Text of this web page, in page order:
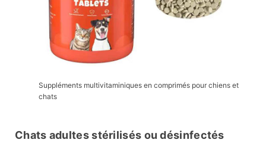
Suppléments multivitaminiques en comprimés pour chiens et
chats
Chats adultes stérilisés ou désinfectés